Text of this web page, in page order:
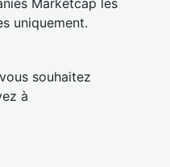
Marketcap les
uniquement.
souhaitez
à